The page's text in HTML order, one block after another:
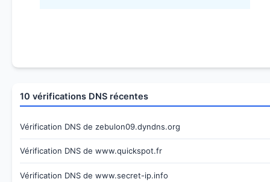
10 vérifications DNS récentes
Vérification DNS de zebulon09.dyndns.org
Vérification DNS de www.quickspot.fr
Vérification DNS de www.secret-ip.info